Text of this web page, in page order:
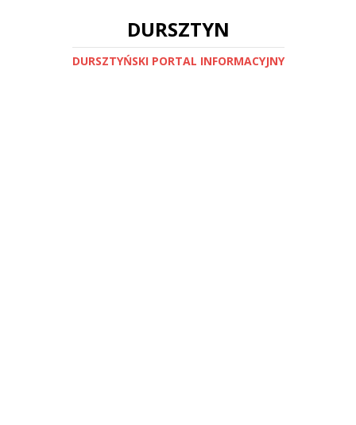
DURSZTYN
DURSZTYŃSKI PORTAL INFORMACYJNY